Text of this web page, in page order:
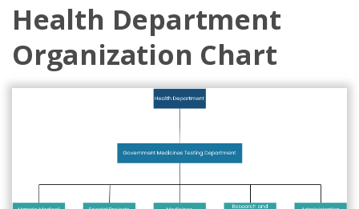
Health Department
Organization Chart